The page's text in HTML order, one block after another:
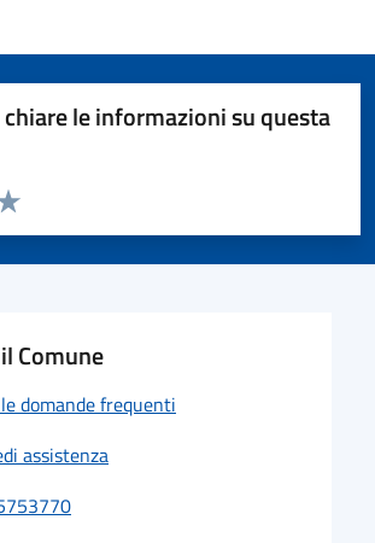
le informazioni su questa
la pagina
5 stelle su 5
4 stelle su 5
su 5
su 5
5
Comune
domande frequenti
assistenza